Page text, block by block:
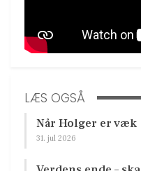
LÆS OGSÅ
Når Holger er væk
31. jul 2026